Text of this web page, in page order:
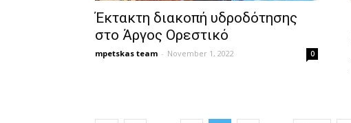
Έκτακτη διακοπή υδροδότησης
στο Άργος Ορεστικό
mpetskas team - November 1, 2022 0